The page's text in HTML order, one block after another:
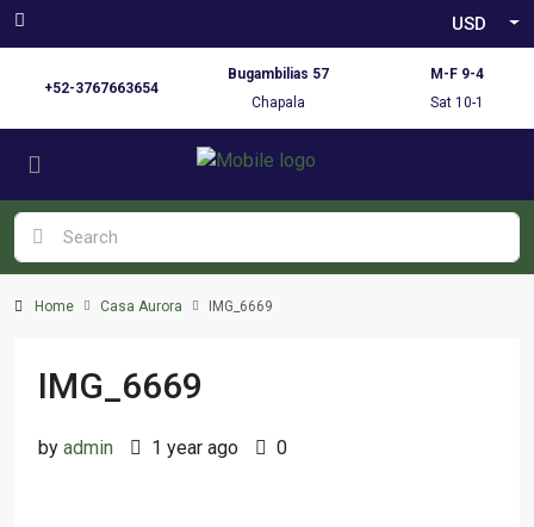
USD
+52-3767663654
Bugambilias 57
Chapala
M-F 9-4
Sat 10-1
Home Casa Aurora IMG_6669
IMG_6669
by admin 1 year ago 0